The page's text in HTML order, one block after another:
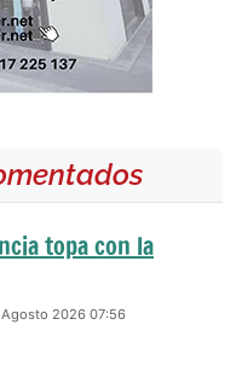
topa con la
2026 07:56